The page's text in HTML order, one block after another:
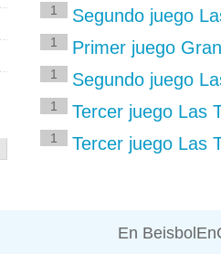
1 Segundo juego
1 Primer juego
1 Segundo juego
1 Tercer juego Las
1 Tercer juego Las
En